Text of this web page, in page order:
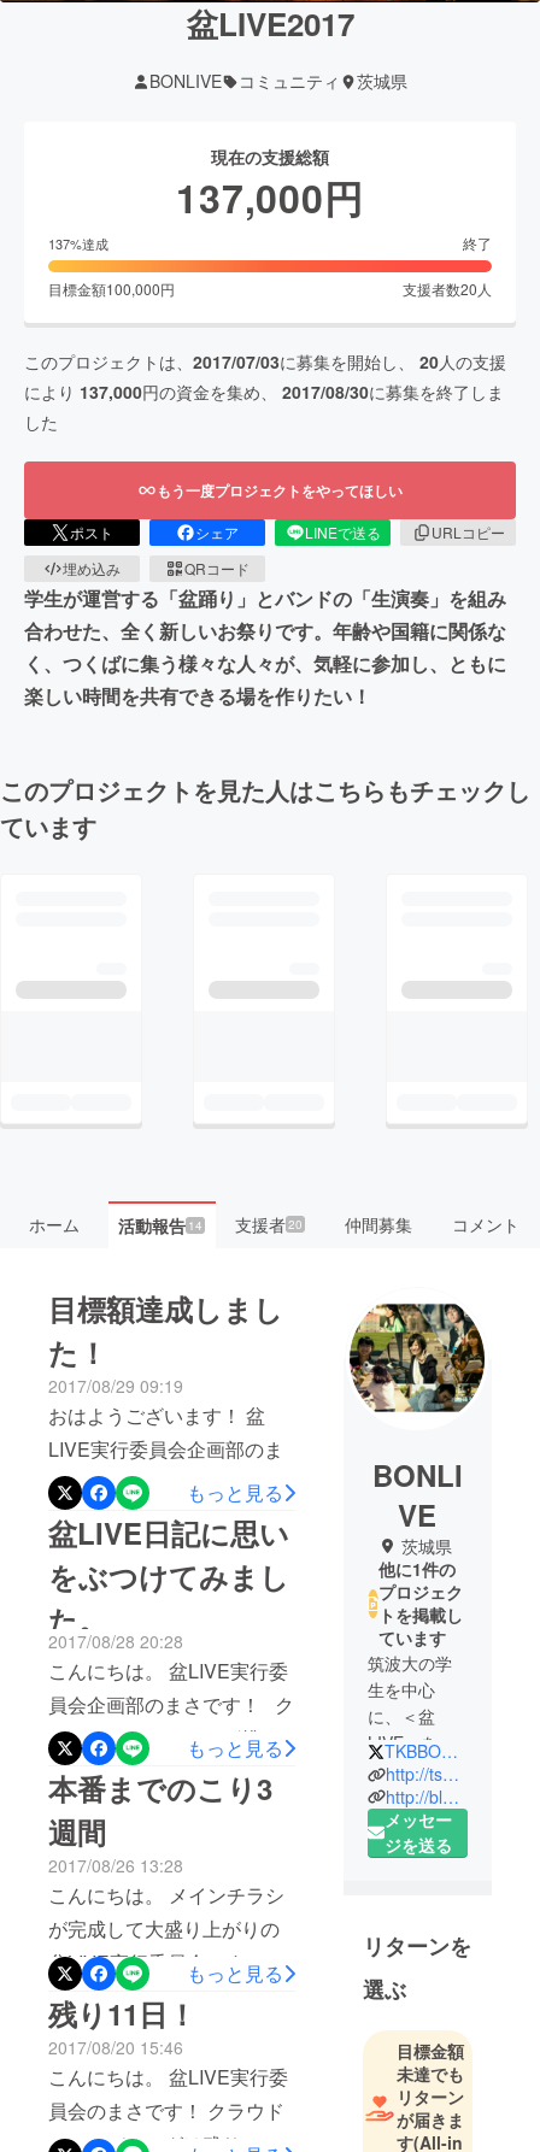
盆LIVE2017
BONLIVE コミュニティ 茨城県
現在の支援総額
137,000円
137%達成 終了
目標金額100,000円 支援者数20 人
このプロジェクトは、 2017/07/03に募集を開始し、 20人の支援
により 137,000円の資金を集め、 2017/08/30に募集を終了しま
した
もう一度プロジェクトをやってほしい
ポスト シェア LINEで送る
URLコピー
埋め込み
QRコード
学生が運営する「盆踊り」とバンドの「生演奏」を組み
合わせた、全く新しいお祭りです。年齢や国籍に関係な
く、つくばに集う様々な人々が、気軽に参加し、ともに
楽しい時間を共有できる場を作りたい！
このプロジェクトを見た人はこちらもチェックし
ています
ホーム 活動報告14 支援者20 仲間募集 コメント
目標額達成しまし
た！
2017/08/29 09:19
おはようございます！ 盆
LIVE実行委員会企画部のま
さです。 ついにクラウド
ファンディングの目標額を
達成しました！ 皆様本当に
ありがとうございます。 プ
ロジェクト終了まであと2日
まだまだご支援募集中で
す。 クレジットカードから
のご支援は明日の夜まで受
け付けているのですが、銀
行・コンビニからのご支援
は、今日の18:00までの受付
となっているらしいです。
お気を付けください。 盆
LIVE当日まで18日。 今日も
全力で開催に向けた準備を
進めていきます。 今日はチ
ラシの配布とミーティン
グ。
もっと見る
盆LIVE日記に思い
をぶつけてみまし
た。
2017/08/28 20:28
こんにちは。 盆LIVE実行委
員会企画部のまさです！ ク
ラウドファンディング挑戦
終了までのこり3日という
か、2日と数時間となってし
まいました。 相当焦ってお
ります。 今日はちょっと、
僕の盆LIVEへの思いを記事
にぶつけてみました。 今僕
が思っていること、ぜひ多
くの方に読んでもらいた
い。 僕はどうしても盆LIVE
を成功させたいんです。 盆
LIVE日記では当日スケ
ジュールや店舗、その他の
もっと見る
本番までのこり3
週間
2017/08/26 13:28
こんにちは。 メインチラシ
が完成して大盛り上がりの
盆LIVE実行委員会です。 今
日チラシが届いたので、こ
れから地域の小学校や、飲
食店に依頼に参ります！ い
えーい！ さて、盆LIVE当
日まで残すところちょうど3
もっと見る
残り11日！
2017/08/20 15:46
こんにちは。 盆LIVE実行委
員会のまさです！ クラウド
ファンディングは残り11日
BONLI
VE
茨城県
他に1件の
プロジェク
トを掲載し
ています
筑波大の学
生を中心
に、＜盆
LIVE＞を企
画・運営し
ている実行
委員会で
す。委員の
地域のみな
さんと関わ
りながら、
自分たちも
つくば市民
として主体
的に活動で
きるような
TKBBONfesta
http://tsukuba-bondance.wixsite.com/bon-live
http://blog.livedoor.jp/bon_live/
メッセー
ジを送る
リターンを
選ぶ
目標金額
未達でも
リターン
が届きま
す(All-in